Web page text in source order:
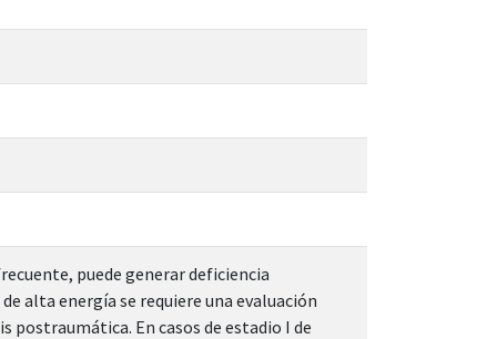
puede generar deficiencia
alta energía se requiere una evaluación
postraumática. En casos de estadio I de